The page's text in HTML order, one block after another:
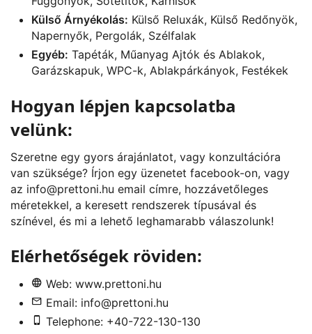
Külső Árnyékolás: Külső Reluxák, Külső Redőnyök,
Napernyők, Pergolák, Szélfalak
Egyéb: Tapéták, Műanyag Ajtók és Ablakok,
Garázskapuk, WPC-k, Ablakpárkányok, Festékek
Hogyan lépjen kapcsolatba
velünk:
Szeretne egy gyors árajánlatot, vagy konzultációra
van szüksége? Írjon egy üzenetet facebook-on, vagy
az info@prettoni.hu email címre, hozzávetőleges
méretekkel, a keresett rendszerek típusával és
színével, és mi a lehető leghamarabb válaszolunk!
Elérhetőségek röviden:
Web: www.prettoni.hu
Email: info@prettoni.hu
Telephone: +40-722-130-130